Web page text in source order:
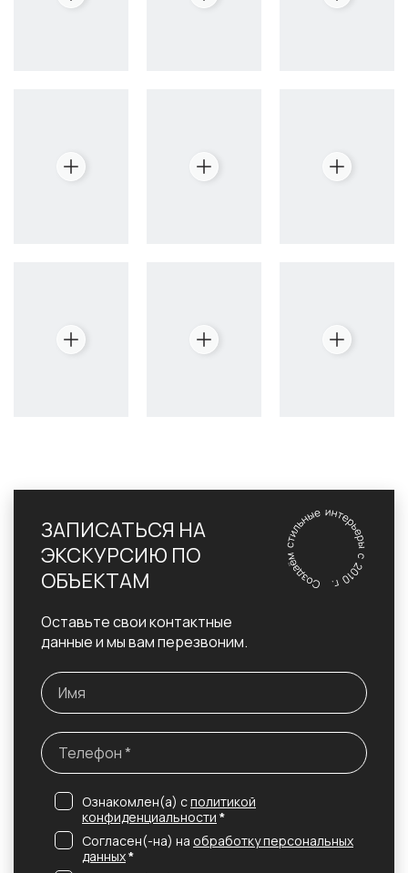
ЗАПИСАТЬСЯ НА
ЭКСКУРСИЮ ПО
ОБЪЕКТАМ
Оставьте свои контактные
данные и мы вам перезвоним.
Ознакомлен(а) сполитикой
конфиденциальности *
Согласен(-на) на обработку персональных
данных*